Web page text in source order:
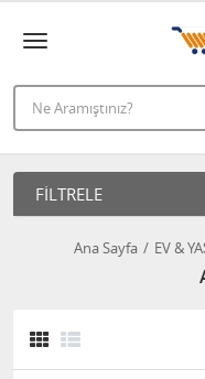
FILTRELE
Ana Sayfa EV &